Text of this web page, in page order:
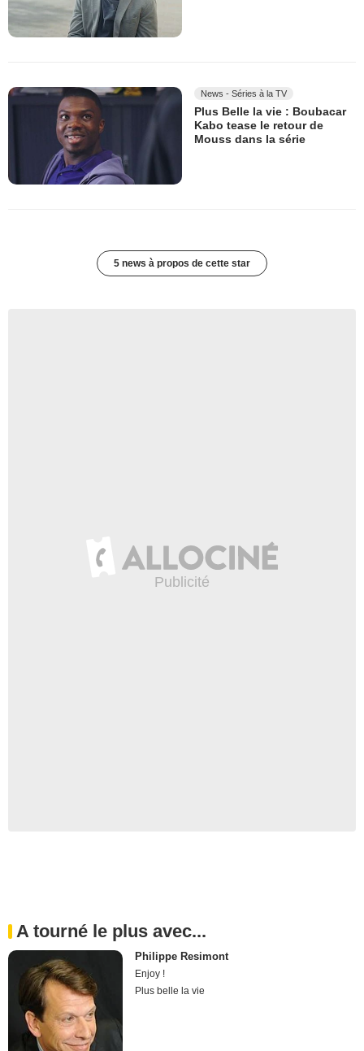
News - Séries à la TV
Plus Belle la vie : Boubacar
Kabo tease le retour de
Mouss dans la série
5 news à propos de cette star
A tourné le plus avec...
Philippe Resimont
Enjoy !
Plus belle la vie